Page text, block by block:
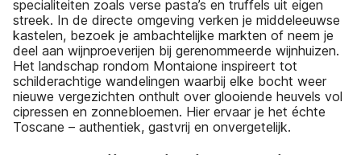
specialiteiten zoals verse pasta’s en truffels uit eigen
streek. In de directe omgeving verken je middeleeuwse
kastelen, bezoek je ambachtelijke markten of neem je
deel aan wijnproeverijen bij gerenommeerde wijnhuizen.
Het landschap rondom Montaione inspireert tot
schilderachtige wandelingen waarbij elke bocht weer
nieuwe vergezichten onthult over glooiende heuvels vol
cipressen en zonnebloemen. Hier ervaar je het échte
Toscane – authentiek, gastvrij en onvergetelijk.